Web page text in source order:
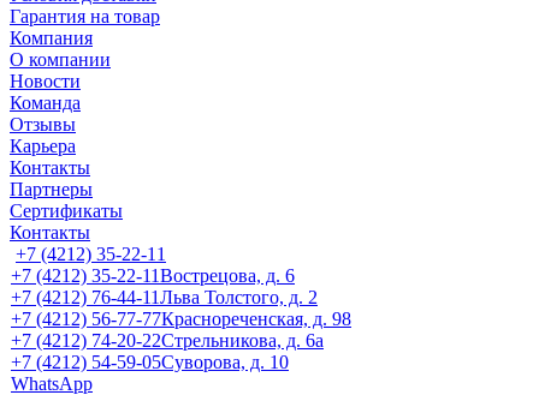
Гарантия на товар
Компания
О компании
Новости
Команда
Отзывы
Карьера
Контакты
Партнеры
Сертификаты
Контакты
+7 (4212) 35-22-11
+7 (4212) 35-22-11Вострецова, д. 6
+7 (4212) 76-44-11Льва Толстого, д. 2
+7 (4212) 56-77-77Краснореченская, д. 98
+7 (4212) 74-20-22Стрельникова, д. 6а
+7 (4212) 54-59-05Суворова, д. 10
WhatsApp